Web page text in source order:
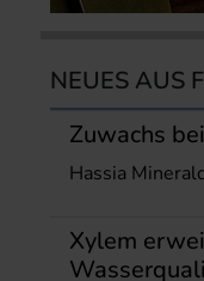
NEUES AUS
Zuwachs
Hassia
Xylem